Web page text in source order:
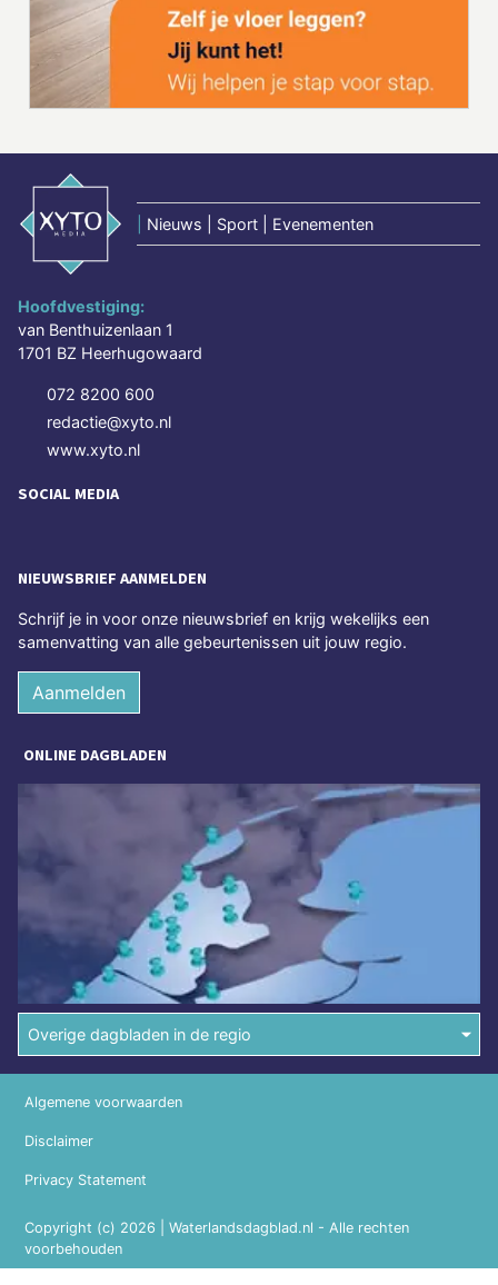
Nieuws | Sport | Evenementen
Hoofdvestiging:
van Benthuizenlaan 1
1701 BZ Heerhugowaard
072 8200 600
redactie@xyto.nl
www.xyto.nl
SOCIAL MEDIA
NIEUWSBRIEF AANMELDEN
Schrijf je in voor onze nieuwsbrief en krijg wekelijks een
samenvatting van alle gebeurtenissen uit jouw regio.
Aanmelden
ONLINE DAGBLADEN
Overige dagbladen in de regio
Copyright (c) 2026 | Waterlandsdagblad.nl - Alle rechten
voorbehouden
Algemene voorwaarden
Disclaimer
Privacy Statement